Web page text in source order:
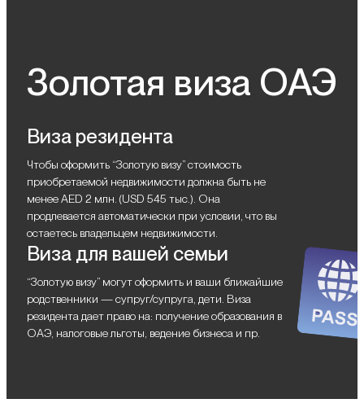
Золотая виза ОАЭ
Виза резидента
Чтобы оформить “Золотую визу” стоимость
приобретаемой недвижимости должна быть не
менее AED 2 млн. (USD 545 тыс.). Она
продлевается автоматически при условии, что вы
остаетесь владельцем недвижимости.
Виза для вашей семьи
“Золотую визу” могут оформить и ваши ближайшие
родственники — супруг/супруга, дети. Виза
резидента дает право на: получение образования в
ОАЭ, налоговые льготы, ведение бизнеса и пр.